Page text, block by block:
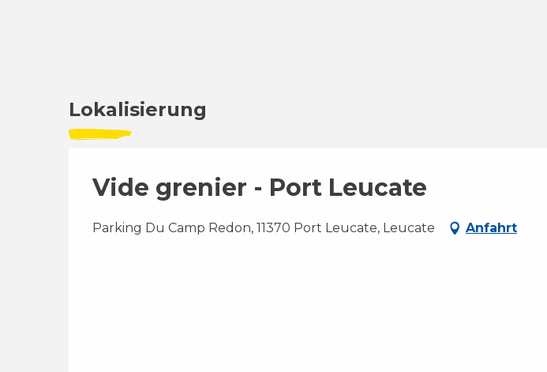
Lokalisierung
Vide grenier - Port Leucate
Parking Du Camp Redon, 11370 Port Leucate, Leucate Anfahrt